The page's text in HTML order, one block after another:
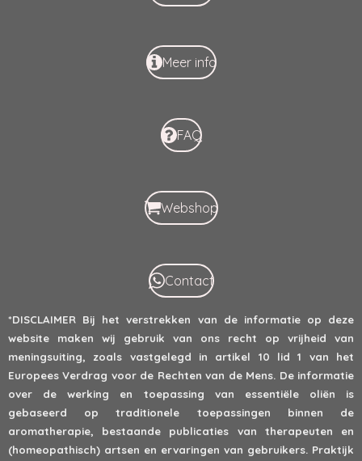
Meer info
FAQ
Webshop
Contact
*DISCLAIMER Bij het verstrekken van de informatie op deze
website maken wij gebruik van ons recht op vrijheid van
meningsuiting, zoals vastgelegd in artikel 10 lid 1 van het
Europees Verdrag voor de Rechten van de Mens. De informatie
over de werking en toepassing van essentiële oliën is
gebaseerd op traditionele toepassingen binnen de
aromatherapie, bestaande publicaties van therapeuten en
(homeopathisch) artsen en ervaringen van gebruikers. Praktijk